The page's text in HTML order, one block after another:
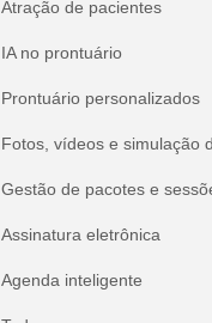
Atração de pacientes
IA no prontuário
Prontuário personalizados
Fotos, vídeos e simulação
Gestão de pacotes e
Assinatura eletrônica
Agenda inteligente